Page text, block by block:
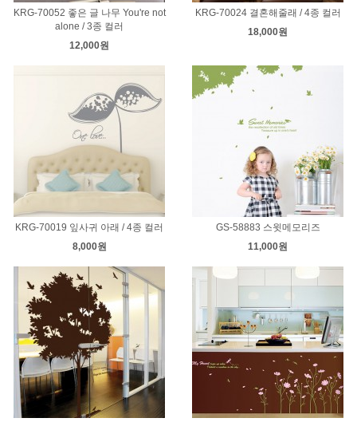
KRG-70052 좋은 글 나무 You're not
alone / 3종 컬러
12,000원
KRG-70024 결혼해줄래 / 4종 컬러
18,000원
KRG-70019 잎사귀 아래 / 4종 컬러
8,000원
GS-58883 스윗메모리즈
11,000원